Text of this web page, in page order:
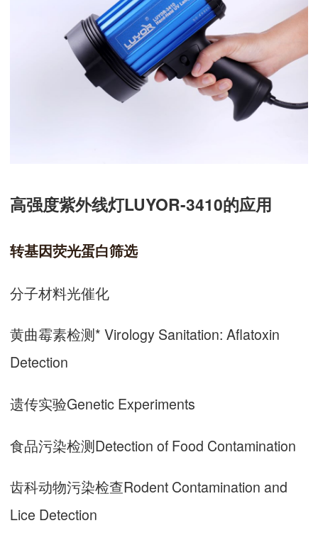
高强度紫外线灯LUYOR-3410的应用
转基因荧光蛋白筛选
分子材料光催化
黄曲霉素检测* Virology Sanitation: Aflatoxin
Detection
遗传实验Genetic Experiments
食品污染检测Detection of Food Contamination
齿科动物污染检查Rodent Contamination and
Lice Detection